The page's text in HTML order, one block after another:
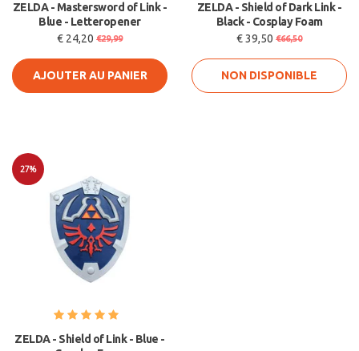
ZELDA - Mastersword of Link -
Blue - Letteropener
€ 24,20 €29,99
AJOUTER AU PANIER
ZELDA - Shield of Dark Link -
Black - Cosplay Foam
€ 39,50 €66,50
NON DISPONIBLE
27%
ZELDA - Shield of Link - Blue -